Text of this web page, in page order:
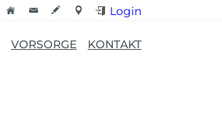
Login
VORSORGE KONTAKT